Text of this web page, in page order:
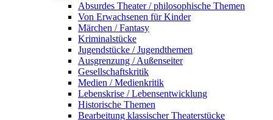
Absurdes Theater / philosophische Themen
Von Erwachsenen für Kinder
Märchen / Fantasy
Kriminalstücke
Jugendstücke / Jugendthemen
Ausgrenzung / Außenseiter
Gesellschaftskritik
Medien / Medienkritik
Lebenskrise / Lebensentwicklung
Historische Themen
Bearbeitung klassischer Theaterstücke